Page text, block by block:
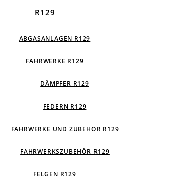
R129
ABGASANLAGEN R129
FAHRWERKE R129
DÄMPFER R129
FEDERN R129
FAHRWERKE UND ZUBEHÖR R129
FAHRWERKSZUBEHÖR R129
FELGEN R129